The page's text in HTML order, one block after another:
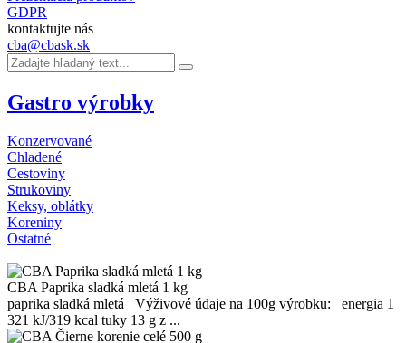
GDPR
kontaktujte nás
cba@cbask.sk
Gastro výrobky
Konzervované
Chladené
Cestoviny
Strukoviny
Keksy, oblátky
Koreniny
Ostatné
CBA Paprika sladká mletá 1 kg
paprika sladká mletá Výživové údaje na 100g výrobku: energia 1
321 kJ/319 kcal tuky 13 g z ...